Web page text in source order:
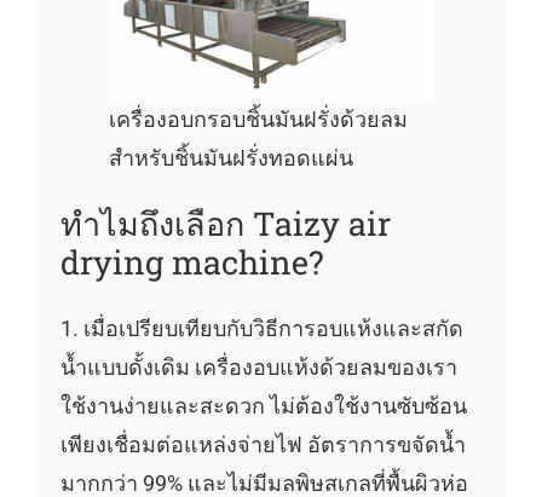
เครื่องอบกรอบชิ้นมันฝรั่งด้วยลม
สำหรับชิ้นมันฝรั่งทอดแผ่น
ทำไมถึงเลือก Taizy air
drying machine?
1. เมื่อเปรียบเทียบกับวิธีการอบแห้งและสกัด
น้ำแบบดั้งเดิม เครื่องอบแห้งด้วยลมของเรา
ใช้งานง่ายและสะดวก ไม่ต้องใช้งานซับซ้อน
เพียงเชื่อมต่อแหล่งจ่ายไฟ อัตราการขจัดน้ำ
มากกว่า 99% และไม่มีมลพิษสเกลที่พื้นผิวห่อ